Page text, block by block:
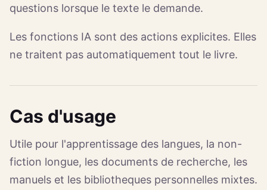
questions lorsque le texte le demande.
Les fonctions IA sont des actions explicites. Elles
ne traitent pas automatiquement tout le livre.
Cas d'usage
Utile pour l'apprentissage des langues, la non-
fiction longue, les documents de recherche, les
manuels et les bibliotheques personnelles mixtes.